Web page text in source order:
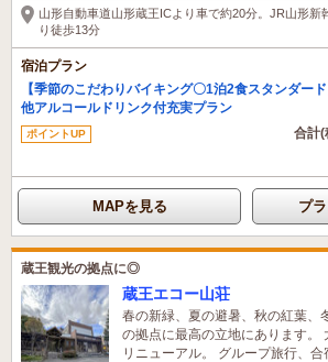
山形自動車道山形蔵王ICより車で約20分。JR山形新
り徒歩13分
宿泊プラン
【季節のこだわりバイキング〇1泊2食スタンダー
他アルコールドリンク付充実プラン
ポイントUP 合計(
MAPを見る プ
蔵王観光の拠点に◎
蔵王エコー山荘
春の新緑、夏の避暑、秋の紅葉、
の拠点に最高の立地にあります。
リニューアル。 グループ旅行、